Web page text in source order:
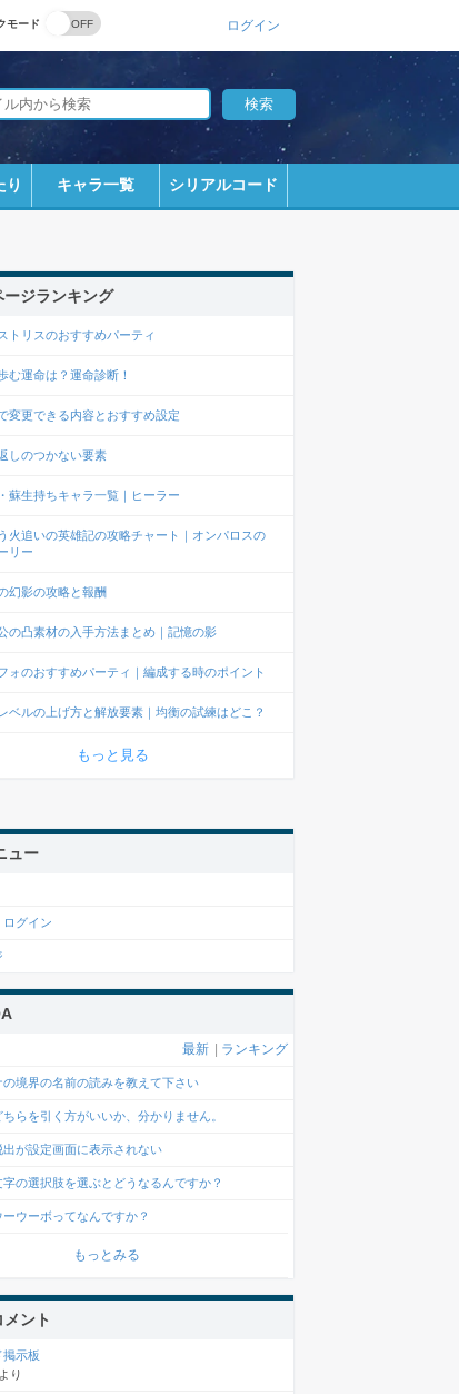
モード ログイン
り キャラ一覧 シリアルコード
ージランキング
トリスのおすすめパーティ
む運命は？運命診断！
変更できる内容とおすすめ設定
しのつかない要素
蘇生持ちキャラ一覧｜ヒーラー
火追いの英雄記の攻略チャート｜オンパロスの
リー
幻影の攻略と報酬
の凸素材の入手方法まとめ｜記憶の影
ォのおすすめパーティ｜編成する時のポイント
ベルの上げ方と解放要素｜均衡の試練はどこ？
もっと見る
ュー
ログイン
最新 ランキング
の境界の名前の読みを教えて下さい
らを引く方がいいか、分かりません。
出が設定画面に表示されない
の選択肢を選ぶとどうなるんですか？
ーウーボってなんですか？
もっとみる
ント
掲示板
より